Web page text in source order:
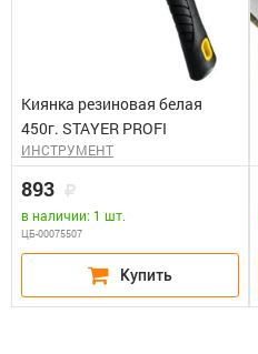
Киянка резиновая белая
450г. STAYER PROFI
ИНСТРУМЕНТ
893
в наличии: 1 шт.
ЦБ-00075507